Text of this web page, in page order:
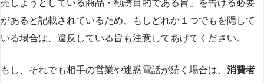
売しようとしている商品・勧誘目的である旨」を告げる必要
があると記載されているため、もしどれか１つでもを隠して
いる場合は、違反している旨も注意してあげてください。
もし、それでも相手の営業や迷惑電話が続く場合は、 消費者